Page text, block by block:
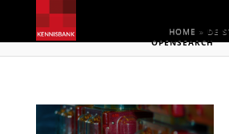
HOME » DE
OPENSEARCH